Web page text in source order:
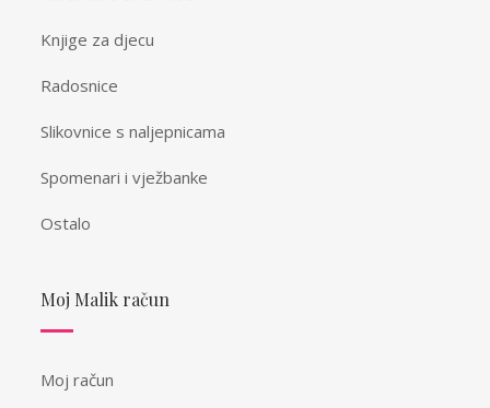
Knjige za djecu
Radosnice
Slikovnice s naljepnicama
Spomenari i vježbanke
Ostalo
Moj Malik račun
Moj račun